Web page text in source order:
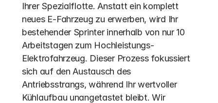
Ihrer Spezialflotte. Anstatt ein komplett
neues E-Fahrzeug zu erwerben, wird Ihr
bestehender Sprinter innerhalb von nur 10
Arbeitstagen zum Hochleistungs-
Elektrofahrzeug. Dieser Prozess fokussiert
sich auf den Austausch des
Antriebsstrangs, während Ihr wertvoller
Kühlaufbau unangetastet bleibt. Wir